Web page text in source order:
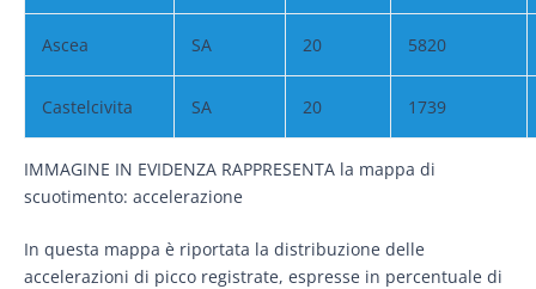
Ascea SA 20 5820
Castelcivita SA 20 1739
IMMAGINE IN EVIDENZA RAPPRESENTA la mappa di
scuotimento: accelerazione
In questa mappa è riportata la distribuzione delle
accelerazioni di picco registrate, espresse in percentuale di